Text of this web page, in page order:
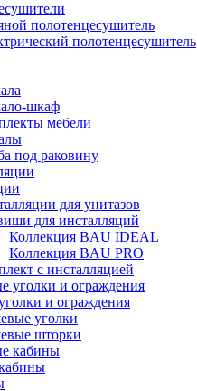
полотенцесушитель
полотенцесушитель
шкаф
мебели
под раковину
для унитазов
для инсталляций
Коллекция BAU IDEAL
Коллекция BAU PRO
с инсталляцией
и ограждения
уголки
шторки